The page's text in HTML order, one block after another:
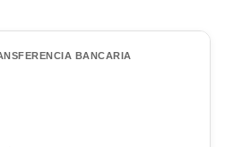
BANCARIA